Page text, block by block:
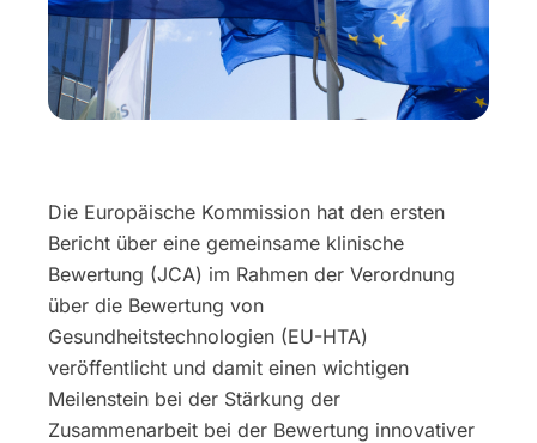
Die Europäische Kommission hat den ersten
Bericht über eine gemeinsame klinische
Bewertung (JCA) im Rahmen der Verordnung
über die Bewertung von
Gesundheitstechnologien (EU-HTA)
veröffentlicht und damit einen wichtigen
Meilenstein bei der Stärkung der
Zusammenarbeit bei der Bewertung innovativer